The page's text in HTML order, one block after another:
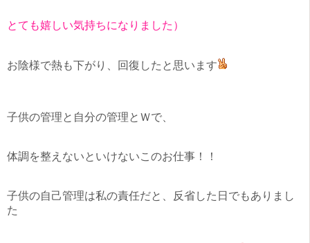
とても嬉しい気持ちになりました）
お陰様で熱も下がり、回復したと思います
子供の管理と自分の管理とＷで、
体調を整えないといけないこのお仕事！！
子供の自己管理は私の責任だと、反省した日でもありまし
た